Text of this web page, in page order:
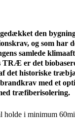
den
og som har
samlede
er det
det historiske
med et
træfiberisolering.
holde i minimum